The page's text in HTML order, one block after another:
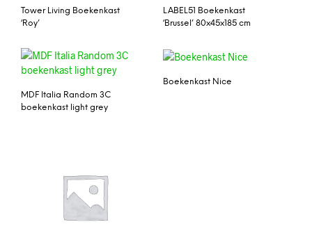
Tower Living Boekenkast
‘Roy’
LABEL51 Boekenkast
‘Brussel’ 80x45x185 cm
MDF Italia Random 3C
boekenkast light grey
Boekenkast Nice